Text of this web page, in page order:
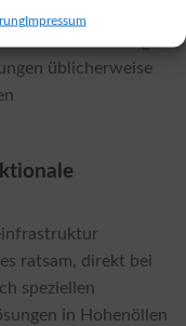
ImpressumWallbox
üblicherweise
ratsam, direkt bei
speziellen
in Hohenöllen